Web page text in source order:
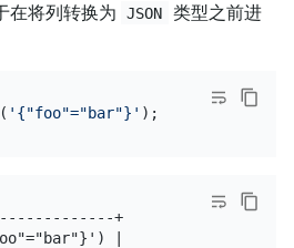
在将列转换为
JSON
类型之前进
'{"foo"="bar"}'
+
|